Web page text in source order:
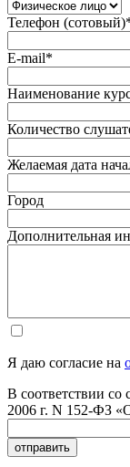
Телефон (сотовый)
E-mail*
Наименование
Количество
Желаемая дата
Город
Дополнительная
Я даю согласие на
В соответствии со
2006 г. N 152-ФЗ
отправить